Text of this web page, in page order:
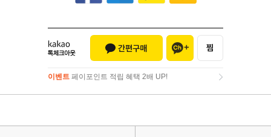
이벤트 페이포인트 적립 혜택 2배 UP!
이벤트페이포인트 적립 혜택 2배 UP!